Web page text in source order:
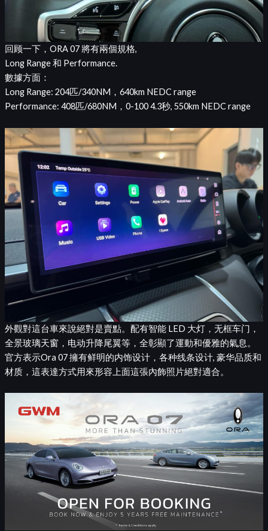
回顾一下，ORA 07 將有兩個規格,
Long Range 和 Performance.
數據方面：
Long Range: 204匹/340NM，640km NEDC range
Performance: 408匹/680NM，0-100 4.3秒, 550km NEDC range
外觀對這台車來說絕對是賣點。配有智能 LED 大灯，无框车门，
全景玻璃天窗，电动升降尾翼等，全彰顯了運動和優雅的氣息。
官方表示Ora 07 擁有鲜明的内饰设计，各种线条设计, 豪华品质和
材质，這表達方式用來形容上面這張內飾照片絕對適合。